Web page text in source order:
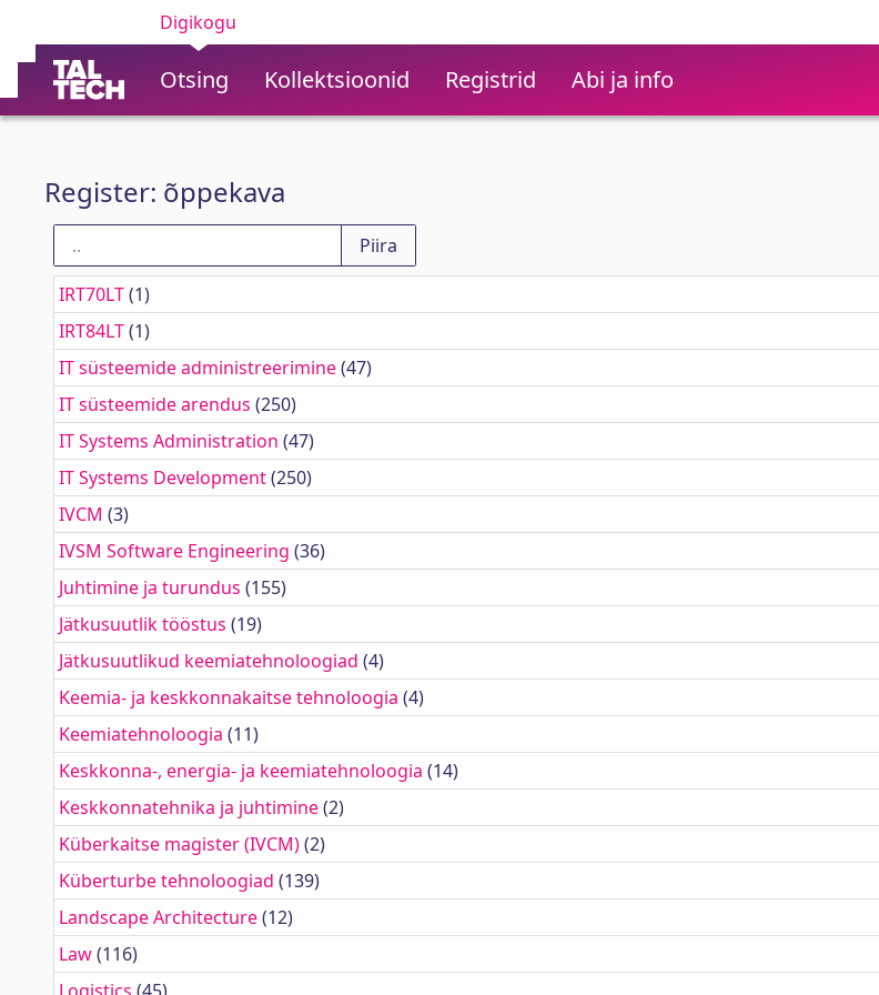
Digikogu
Otsing Kollektsioonid Registrid Abi ja info
Register: õppekava
IRT70LT(1)
IRT84LT(1)
IT süsteemide administreerimine(47)
IT süsteemide arendus (250)
IT Systems Administration (47)
IT Systems Development(250)
IVCM (3)
IVSM Software Engineering (36)
Juhtimine ja turundus (155)
Jätkusuutlik tööstus (19)
Jätkusuutlikud keemiatehnoloogiad (4)
Keemia- ja keskkonnakaitse tehnoloogia (4)
Keemiatehnoloogia (11)
Keskkonna-, energia- ja keemiatehnoloogia (14)
Keskkonnatehnika ja juhtimine(2)
Küberkaitse magister (IVCM)(2)
Küberturbe tehnoloogiad (139)
Landscape Architecture(12)
Law(116)